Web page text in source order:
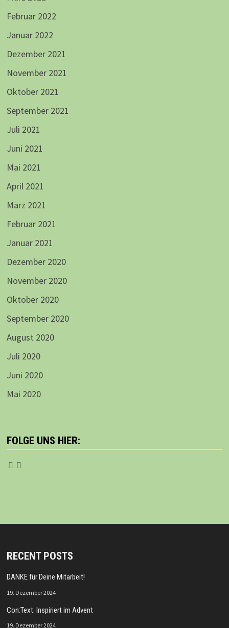
Februar 2022
Januar 2022
Dezember 2021
November 2021
Oktober 2021
September 2021
Juli 2021
Juni 2021
Mai 2021
April 2021
März 2021
Februar 2021
Januar 2021
Dezember 2020
November 2020
Oktober 2020
September 2020
August 2020
Juli 2020
Juni 2020
Mai 2020
FOLGE UNS HIER:
RECENT POSTS
DANKE für Deine Mitarbeit!
19. Dezember 2024
Con:Text: Inspiriert im Advent
19. Dezember 2024